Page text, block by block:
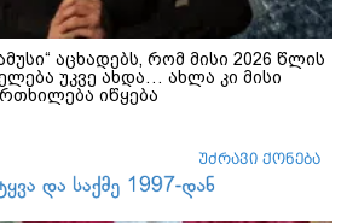
აცხადებს, რომ მისი 2026 წლის
უკვე ახდა… ახლა კი მისი
იწყება